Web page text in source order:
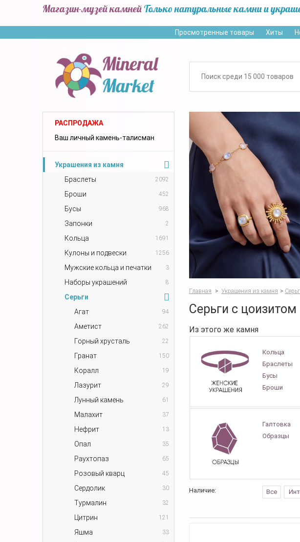
Магазин-музей камней Только натуральные камни и
Просмотренные товары Хиты
РАСПРОДАЖА
Ваш личный камень-талисман
Украшения из камня
Браслеты
2092
Броши 452
Бусы 968
Запонки 2
Кольца 1691
Кулоны и подвески 1256
Мужские кольца и печатки 3
Наборы украшений 8
Серьги
Агат
94
Аметист 262
Горный хрусталь 22
Гранат 150
Коралл 19
Лазурит 29
Лунный камень 61
Малахит 37
Нефрит 13
Опал 35
Раухтопаз 65
Розовый кварц 45
Сердолик 30
Турмалин 32
Цитрин 121
Яшма 33
Главная > Украшения из камня >
Серьги с цоизитом
Из этого же камня
Кольца
Браслеты
Бусы
Броши
Галтовка
Образцы
Наличие: Все